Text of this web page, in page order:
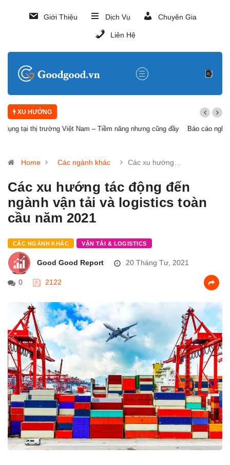
Giới Thiệu Dịch Vụ Chuyên Gia
Liên Hệ
XU HƯỚNG
Báo cáo nghiên cứu thị trường khách du lịch Nhật Bản
Home Các ngành khác Các xu hướng…
Các xu hướng tác động đến
ngành vận tải và logistics toàn
cầu năm 2021
CÁC NGÀNH KHÁC VẬN TẢI & LOGISTICS
Good Good Report 20 Tháng Tư, 2021
0 2122